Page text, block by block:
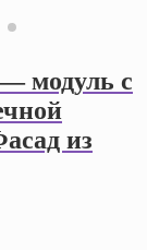
модуль с
из